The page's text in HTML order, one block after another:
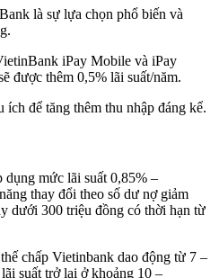
là sự lựa chọn phổ biến và
iPay Mobile và iPay
được thêm 0,5% lãi suất/năm.
để tăng thêm thu nhập đáng kể.
mức lãi suất 0,85% –
thay đổi theo số dư nợ giảm
dưới 300 triệu đồng có thời hạn từ
chấp Vietinbank dao động từ 7 –
suất trở lại ở khoảng 10 –